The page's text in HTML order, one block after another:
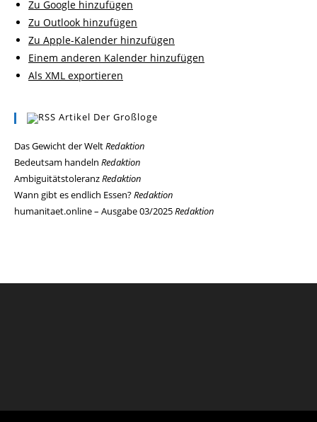
Zu Google hinzufügen
Zu Outlook hinzufügen
Zu Apple-Kalender hinzufügen
Einem anderen Kalender hinzufügen
Als XML exportieren
Artikel Der Großloge
Das Gewicht der WeltRedaktion
Bedeutsam handeln Redaktion
AmbiguitätstoleranzRedaktion
Wann gibt es endlich Essen?Redaktion
humanitaet.online – Ausgabe 03/2025Redaktion